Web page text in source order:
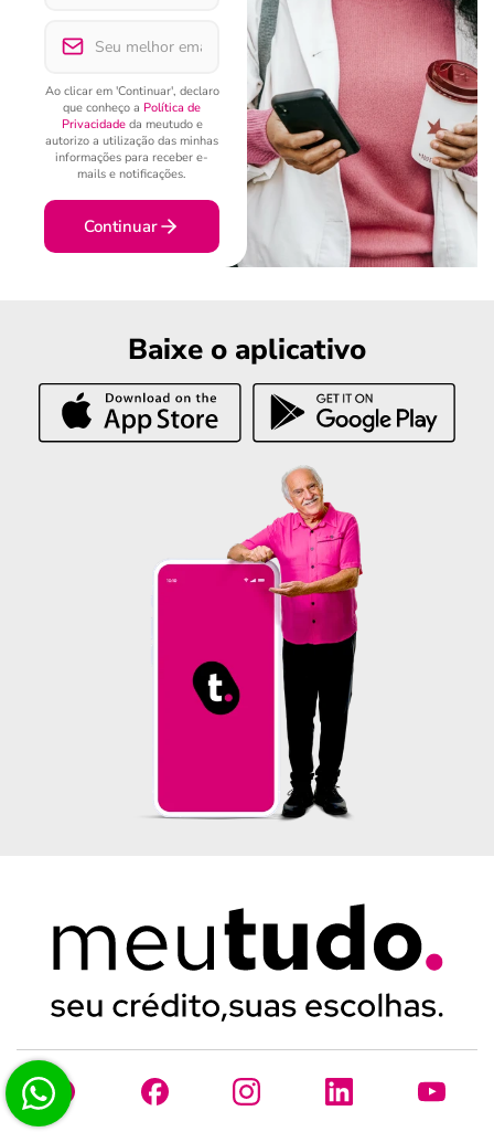
Ao clicar em 'Continuar', declaro
que conheço a Política de
Privacidadeda meutudo e
autorizo a utilização das minhas
informações para receber e-
mails e notificações.
Continuar
Baixe o aplicativo